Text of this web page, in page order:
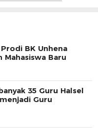
BK Unhena
Mahasiswa Baru
35 Guru Halsel
Guru